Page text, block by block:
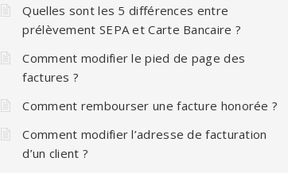
Quelles sont les 5 différences entre
prélèvement SEPA et Carte Bancaire ?
Comment modifier le pied de page des
factures ?
Comment rembourser une facture honorée ?
Comment modifier l’adresse de facturation
d’un client ?